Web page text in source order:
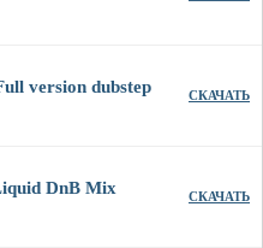
version dubstep СКАЧАТЬ
DnB Mix СКАЧАТЬ